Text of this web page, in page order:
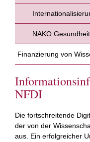
NAKO
Finanzierung von
NFDI
Die fortschreitende
der von der
aus. Ein erfolgreicher